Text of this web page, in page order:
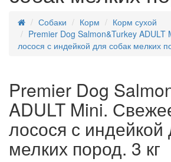
Собаки Корм
Корм сухой
Premier Dog Salmon&Turkey
лосося с индейкой для собак мелких
Premier Dog
ADULT Mini.
лосося с индейкой
мелких пород. 3 кг